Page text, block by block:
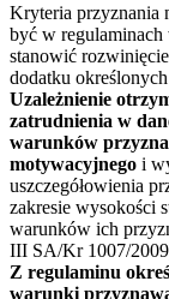
Kryteria przyznania
być w regulaminach
stanowić
dodatku
Uzależnienie
zatrudnienia w
warunków
motywacyjnego i
uszczegółowienia
zakresie wysokości
warunków ich
III SA/Kr 1007/
Z regulaminu
warunki